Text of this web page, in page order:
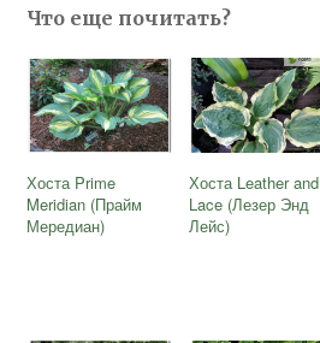
Что еще почитать?
Хоста Prime
Meridian (Прайм
Мередиан)
Хоста Leather and
Lace (Лезер Энд
Лейс)